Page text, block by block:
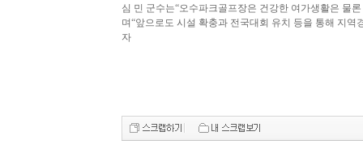
심 민 군수는“오수파크골프장은 건강한 여가생활은 물
며“앞으로도 시설 확충과 전국대회 유치 등을 통해 지
자